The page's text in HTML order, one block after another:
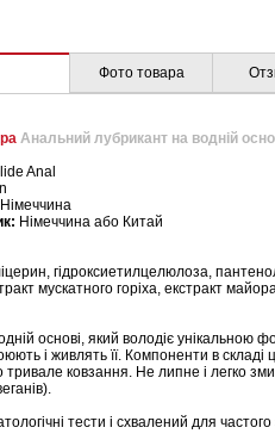
Фото товара
Анальний лубрикант на водній
Anal
Німеччина
Німеччина або Китай
гідроксиетилцелюлоза,
мускатного горіха, екстракт
основі, який володіє унікальною
і живлять її. Компоненти в
ковзання. Не липне і легко
тести і схвалений для